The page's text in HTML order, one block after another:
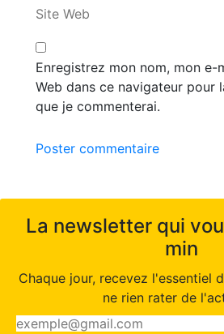
Site Web
Enregistrez mon nom, mon e-
Web dans ce navigateur pour
que je commenterai.
Poster commentaire
La newsletter qui
min
Chaque jour, recevez l'essentiel
ne rien rater de